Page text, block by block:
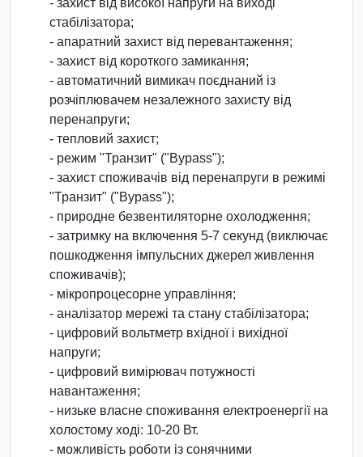
стабілізатора;
- апаратний захист від перевантаження;
- захист від короткого замикання;
- автоматичний вимикач поєднаний із
розчіплювачем незалежного захисту від
перенапруги;
- тепловий захист;
- режим "Транзит" ("Bypass");
- захист споживачів від перенапруги в режимі
"Транзит" ("Bypass");
- природне безвентиляторне охолодження;
- затримку на включення 5-7 секунд (виключає
пошкодження імпульсних джерел живлення
споживачів);
- мікропроцесорне управління;
- аналізатор мережі та стану стабілізатора;
- цифровий вольтметр вхідної і вихідної
напруги;
- цифровий вимірювач потужності
навантаження;
- низьке власне споживання електроенергії на
холостому ході: 10-20 Вт.
- можливість роботи із сонячними